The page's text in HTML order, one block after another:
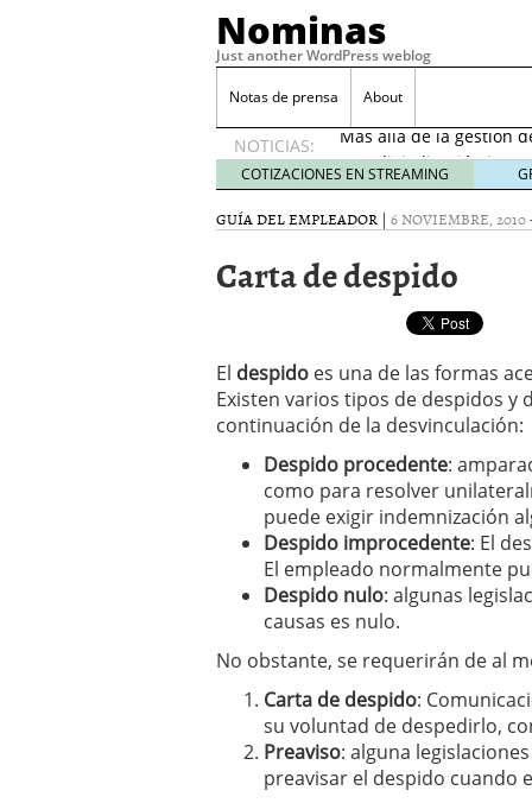
Nominas
Just another WordPress weblog
Notas de prensa About
NOTICIAS:
Desempleo Colombia
Una digitalización
en el sector financiero
¿Cómo afectó el
22, 2021
Desempleo Colombia
Más allá de la gestión
COTIZACIONES EN STREAMING
GUÍA DEL EMPLEADOR | 6 NOVIEMBRE, 2010
Carta de despido
El despido es una de las formas
Existen varios tipos de despidos y
continuación de la desvinculación:
Despido procedente:
como para resolver
puede exigir indemnización
Despido improcedente: El
El empleado normalmente
Despido nulo: algunas
causas es nulo.
No obstante, se requerirán de al
Carta de despido:
su voluntad de despedirlo,
Preaviso: alguna
preavisar el despido cuando